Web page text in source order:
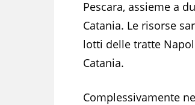
Pescara, assieme a
Catania. Le risorse
lotti delle tratte
Catania.
Complessivamente